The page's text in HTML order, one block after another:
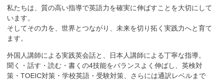
私たちは、質の高い指導で英語力を確実に伸ばすことを大切にして
います。
そしてその力を、世界とつながり、未来を切り拓く実践力へと育て
ます。
外国人講師による実践英会話と、日本人講師による丁寧な指導。
聞く・話す・読む・書くの4技能をバランスよく伸ばし、英検対
策・TOEIC対策・学校英語・受験対策、さらには通訳レベルまで